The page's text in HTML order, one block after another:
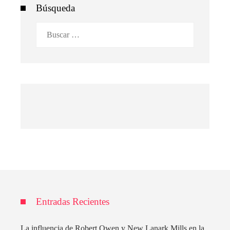
Búsqueda
Entradas Recientes
La influencia de Robert Owen y New Lanark Mills en la